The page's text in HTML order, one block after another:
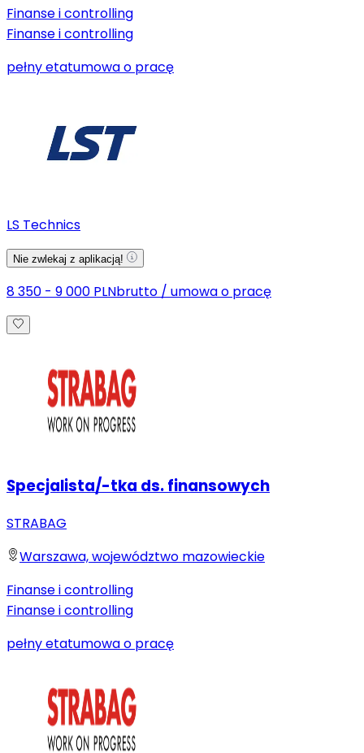
Finanse i controlling
Finanse i controlling
pełny etatumowa o pracę
LS Technics
Nie zwlekaj z aplikacją!
8 350 - 9 000 PLNbrutto / umowa o pracę
Specjalista/-tka ds. finansowych
STRABAG
Warszawa, województwo mazowieckie
Finanse i controlling
Finanse i controlling
pełny etatumowa o pracę